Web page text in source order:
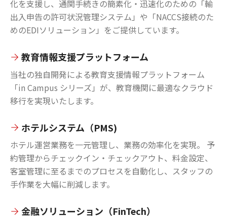
化を支援し、通関手続きの簡素化・迅速化のための「輸
出入申告の許可状況管理システム」や「NACCS接続のた
めのEDIソリューション」をご提供しています。
教育情報支援プラットフォーム
当社の独自開発による教育支援情報プラットフォーム
「in Campus シリーズ」が、教育機関に最適なクラウド
移行を実現いたします。
ホテルシステム（PMS)
ホテル運営業務を一元管理し、業務の効率化を実現。 予
約管理からチェックイン・チェックアウト、料金設定、
客室管理に至るまでのプロセスを自動化し、スタッフの
手作業を大幅に削減します。
金融ソリューション（FinTech）